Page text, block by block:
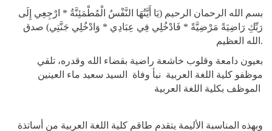
بسم الله الرحمان الرحيم (يَا أَيَّتُهَا النَّفْسُ الْمُطْمَئِنَّةُ * ارْجِعِي إِلَى
رَبِّكِ رَاضِيَةً مَرْضِيَّةً * فَادْخُلِي فِي عِبَادِي * وَادْخُلِي جَنَّتِي) صدق
الله العظيم.
بعيون دامعة وقلوب خاشعة راضية بقضاء الله وقدره، تلقي
موظفو كلية اللغة العربية نبأ وفاة السيد سعيد ماء العينين
وبهذه المناسبة الأليمة يتقدم طاقم كلية اللغة العربية من أساتذة